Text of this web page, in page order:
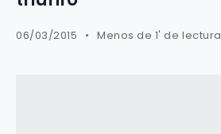
06/03/2015 Menos de 1' de lectura